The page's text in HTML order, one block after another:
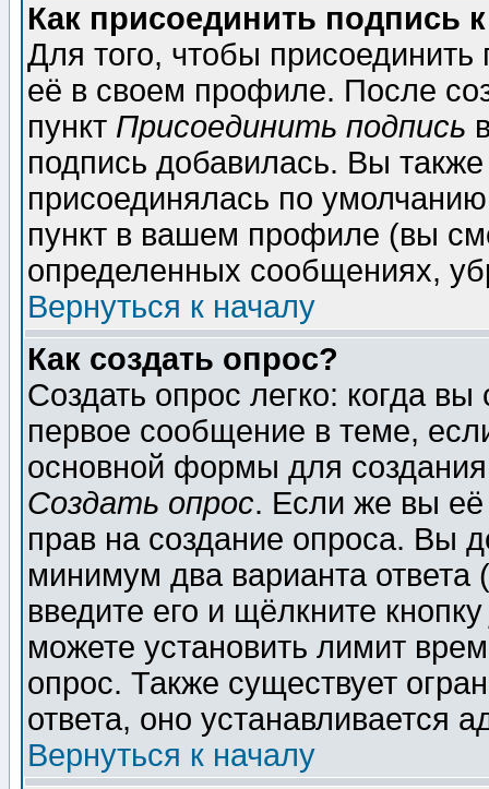
Как присоединить подпись
Для того, чтобы
её в своем профиле. После
пункт Присоединить подпись
подпись добавилась. Вы
присоединялась по
пункт в вашем профиле (вы
определенных сообщениях,
Вернуться к началу
Как создать опрос?
Создать опрос легко: когда
первое сообщение в теме,
основной формы для
Создать опрос. Если же вы её
прав на создание опроса. Вы
минимум два варианта ответа
введите его и щёлкните
можете установить лимит
опрос. Также существует
ответа, оно устанавливается
Вернуться к началу